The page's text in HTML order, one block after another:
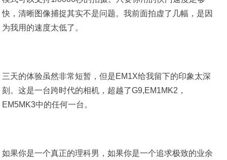
快，清晰图像捕捉其实不是问题。我前面拍虚了几幅，是因
为我用的速度太低了。
三天的体验虽然非常短暂，但是EM1X给我留下的印象太深
刻。这是一台跨时代的相机，超越了G9,EM1MK2，
EM5MK3中的任何一台。
如果你是一个真正的理科男，如果你是一个追求极致的业余